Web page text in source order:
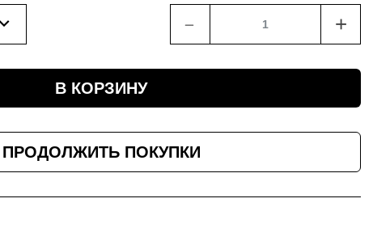
﹣ +
В КОРЗИНУ
ПРОДОЛЖИТЬ ПОКУПКИ